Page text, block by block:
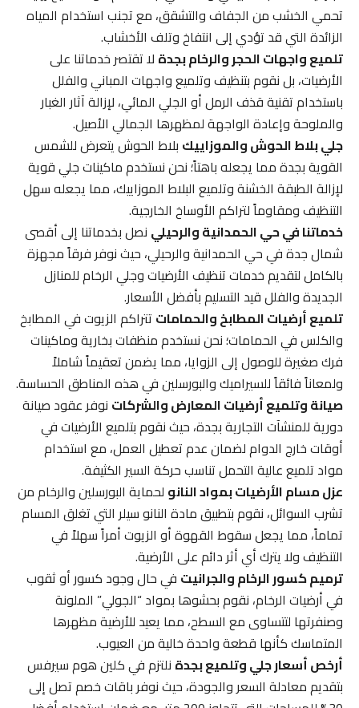
تحمي الخشب من الجفاف والتشقق، مع تجنب استخدام المياه
الزائدة التي قد تؤدي إلى انتفاخ وتلف الأخشاب.
تلميع واجهات الحجر والرخام بجدةلا تقتصر خدماتنا على
الأرضيات، بل نقوم بتنظيف وتلميع واجهات المباني والفلل
باستخدام تقنية قذف الرمل أو الجلي المائي، لإزالة آثار الغبار
والملوحة وإعادة الواجهة لمظهرها الجمالي الأصيل.
جلي بلاط الحوش والموزاييكبلاط الحوش يتعرض للشمس
القوية بجدة مما يجعله باهتاً؛ نحن نستخدم ماكينات جلي قوية
لإزالة الطبقة الخشنة وتلميع البلاط الموزاييك، مما يجعله سهل
التنظيف ومقاوماً لتراكم الأوساخ الخارجية.
خدماتنا في حي الحمدانية والرحيلينصل بخدماتنا إلى أقصى
شمال جدة في حي الحمدانية والرحيلي، حيث نوفر فرقاً مجهزة
بالكامل لتقديم خدمات تنظيف الأرضيات وجلي الرخام للمنازل
الجديدة والفلل قيد التسليم بأفضل الأسعار.
تلميع أرضيات المطابخ والحماماتتتراكم الزيوت في المطابخ
والكلس في الحمامات؛ نحن نستخدم منظفات بخارية وماكينات
فرك صغيرة للوصول إلى الزوايا، مما يضمن تعقيماً شاملاً
ولمعاناً فائقاً للسيراميك والبورسلين في هذه المناطق الحساسة.
صيانة وتلميع أرضيات المعارض والشركاتنوفر عقود صيانة
دورية للمنشآت التجارية بجدة، حيث نقوم بتلميع الأرضيات في
أوقات خارج الدوام لضمان عدم تعطيل العمل، مع استخدام
مواد تلميع عالية التحمل تناسب حركة السير الكثيفة.
عزل مسام الأرضيات بمواد النانولحماية البورسلين والرخام من
تشرب السوائل، نقوم بتطبيق مادة النانو سيلر التي تغلق المسام
تماماً، مما يجعل سقوط القهوة أو الزيوت أمراً سهلاً في
التنظيف ولا يترك أي أثر دائم على الأرضية.
ترميم كسور الرخام والجرانيتفي حال وجود كسور أو ثقوب
في أرضيات الرخام، نقوم بحشوها بمواد “الجولي” الملونة
وصنفرتها لتتساوى مع السطح، مما يعيد للأرضية مظهرها
المتماسك كأنها قطعة واحدة خالية من العيوب.
أرخص أسعار جلي وتلميع بجدةنلتزم في كلين هوم سيرفس
بتقديم معادلة السعر والجودة، حيث نوفر باقات خصم تصل إلى